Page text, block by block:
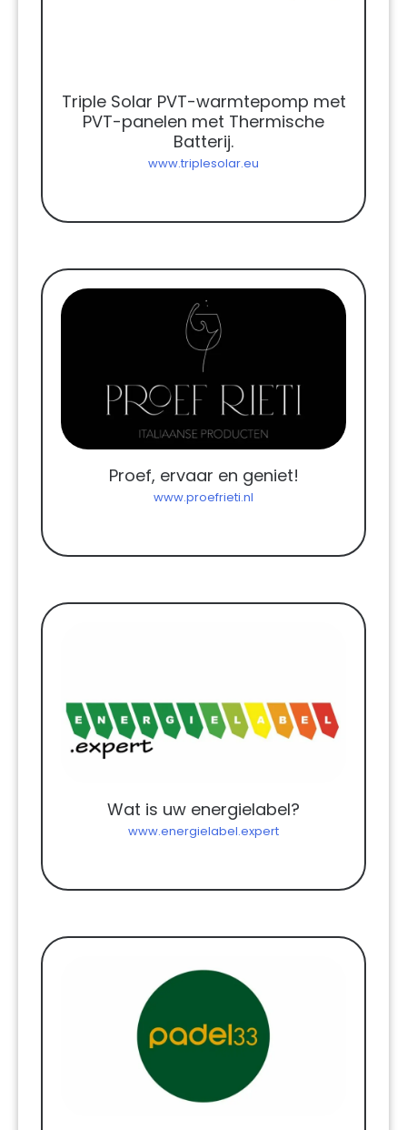
Triple Solar PVT-warmtepomp met
PVT-panelen met Thermische
Batterij.
www.triplesolar.eu
Proef, ervaar en geniet!
www.proefrieti.nl
Wat is uw energielabel?
www.energielabel.expert